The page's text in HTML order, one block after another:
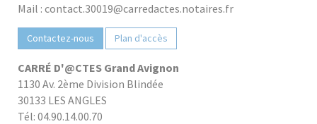
Mail : contact.30019@carredactes.notaires.fr
Contactez-nous Plan d'accès
CARRÉ D'@CTES Grand Avignon
1130 Av. 2ème Division Blindée
30133 LES ANGLES
Tél: 04.90.14.00.70